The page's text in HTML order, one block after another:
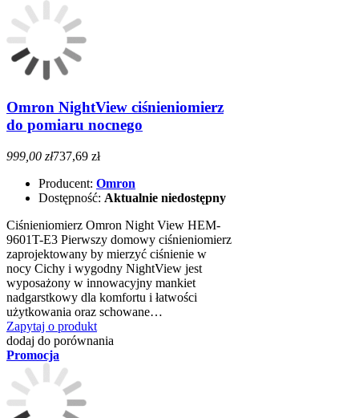
Omron NightView ciśnieniomierz
do pomiaru nocnego
999,00 zł737,69 zł
Producent: Omron
Dostępność: Aktualnie niedostępny
Ciśnieniomierz Omron Night View HEM-
9601T-E3 Pierwszy domowy ciśnieniomierz
zaprojektowany by mierzyć ciśnienie w
nocy Cichy i wygodny NightView jest
wyposażony w innowacyjny mankiet
nadgarstkowy dla komfortu i łatwości
użytkowania oraz schowane…
Zapytaj o produkt
dodaj do porównania
Promocja